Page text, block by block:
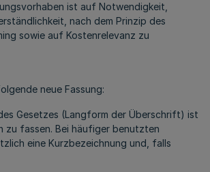
ist auf Notwendigkeit,
nach dem Prinzip des
sowie auf Kostenrelevanz zu
neue Fassung:
Gesetzes (Langform der Überschrift) ist
zu fassen. Bei häufiger benutzten
eine Kurzbezeichnung und, falls